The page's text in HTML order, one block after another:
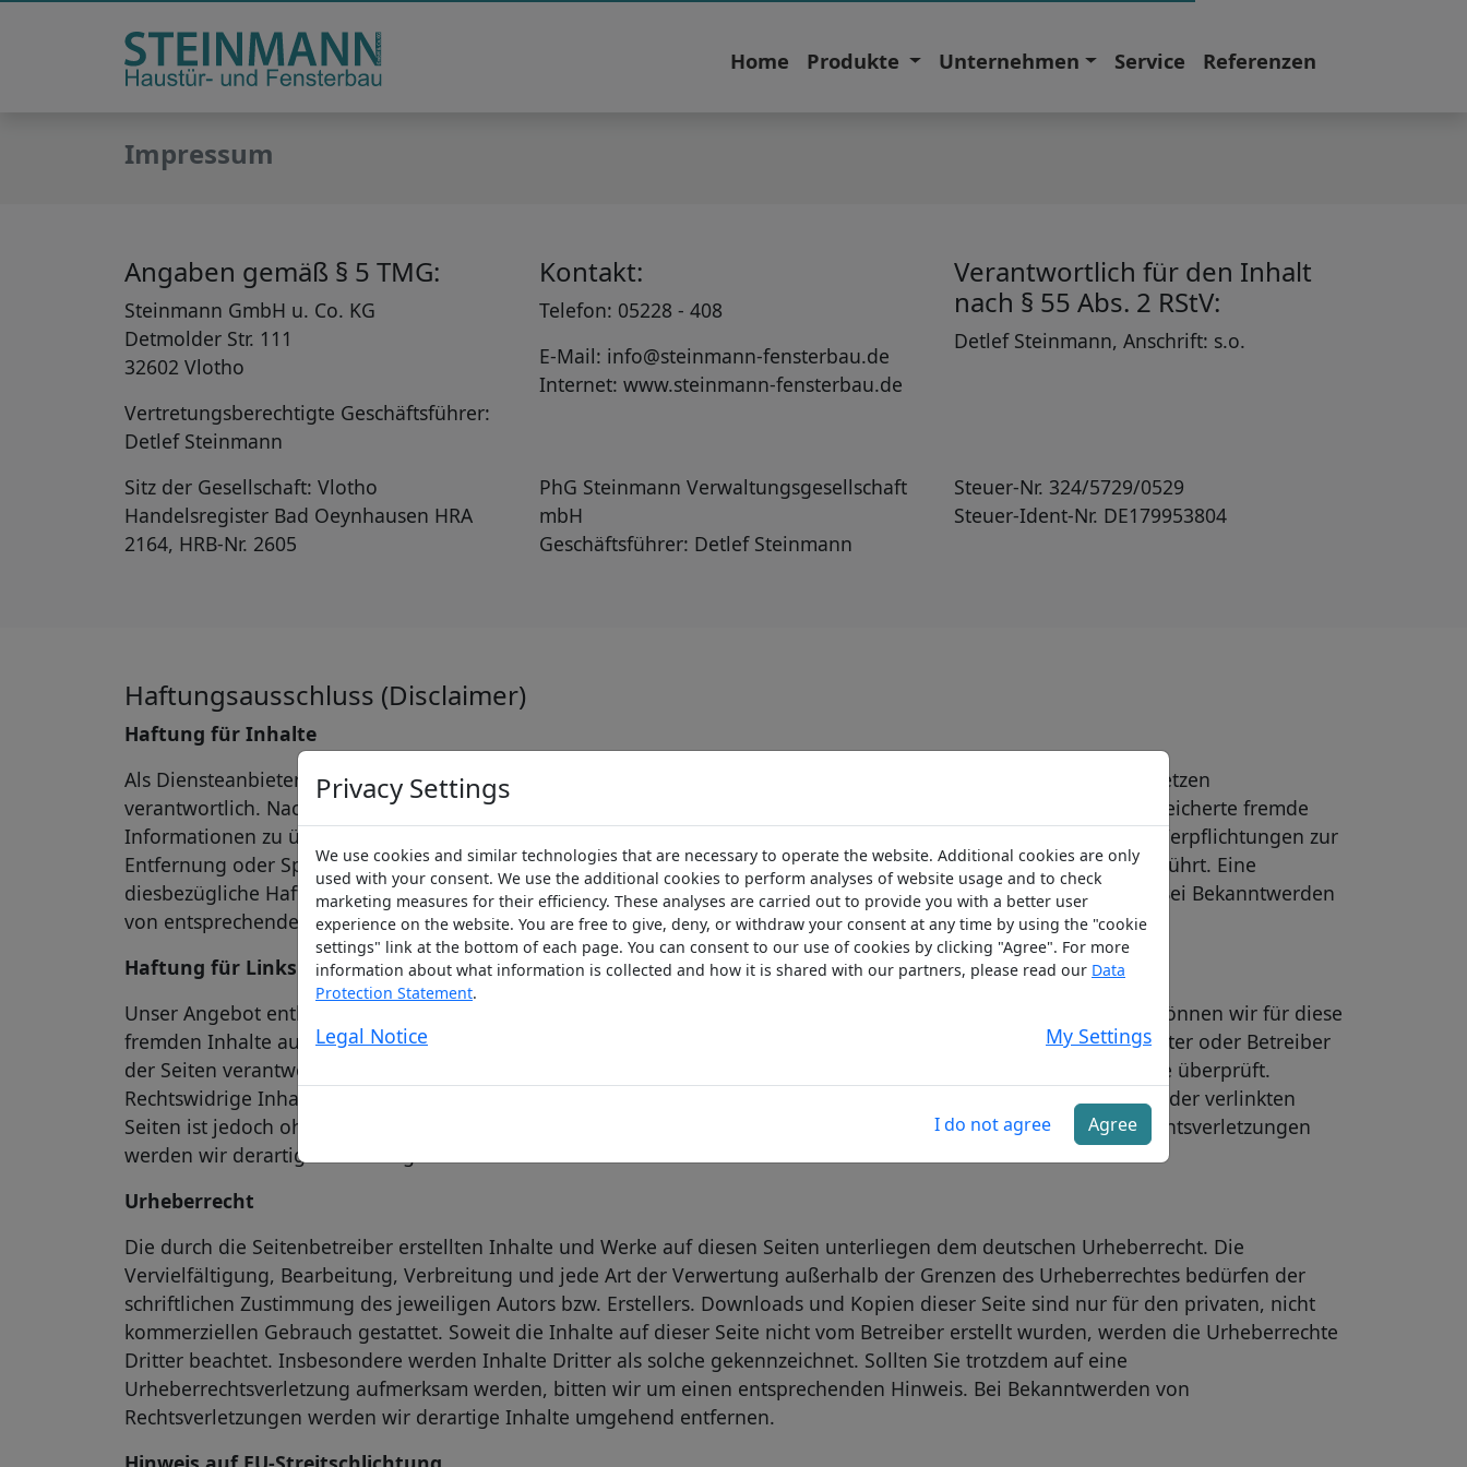
Home Produkte Unternehmen Service Referenzen
Impressum
Angaben gemäß § 5 TMG:
Steinmann GmbH u. Co. KG
Detmolder Str. 111
32602 Vlotho
Vertretungsberechtigte Geschäftsführer:
Detlef Steinmann
Kontakt:
Telefon: 05228 - 408
E-Mail: info@steinmann-fensterbau.de
Internet: www.steinmann-fensterbau.de
Verantwortlich für den Inhalt
nach § 55 Abs. 2 RStV:
Detlef Steinmann, Anschrift: s.o.
Sitz der Gesellschaft: Vlotho
Handelsregister Bad Oeynhausen HRA
2164, HRB-Nr. 2605
PhG Steinmann Verwaltungsgesellschaft
mbH
Geschäftsführer: Detlef Steinmann
Steuer-Nr. 324/5729/0529
Steuer-Ident-Nr. DE179953804
Haftungsausschluss (Disclaimer)
Haftung für Inhalte
Als Diensteanbieter sind wir gemäß § 7 Abs.1 TMG für eigene Inhalte auf diesen Seiten nach den allgemeinen Gesetzen
verantwortlich. Nach §§ 8 bis 10 TMG sind wir als Diensteanbieter jedoch nicht verpflichtet, übermittelte oder gespeicherte fremde
Informationen zu überwachen oder nach Umständen zu forschen, die auf eine rechtswidrige Tätigkeit hinweisen. Verpflichtungen zur
Entfernung oder Sperrung der Nutzung von Informationen nach den allgemeinen Gesetzen bleiben hiervon unberührt. Eine
diesbezügliche Haftung ist jedoch erst ab dem Zeitpunkt der Kenntnis einer konkreten Rechtsverletzung möglich. Bei Bekanntwerden
von entsprechenden Rechtsverletzungen werden wir diese Inhalte umgehend entfernen.
Haftung für Links
Unser Angebot enthält Links zu externen Webseiten Dritter, auf deren Inhalte wir keinen Einfluss haben. Deshalb können wir für diese
fremden Inhalte auch keine Gewähr übernehmen. Für die Inhalte der verlinkten Seiten ist stets der jeweilige Anbieter oder Betreiber
der Seiten verantwortlich. Die verlinkten Seiten wurden zum Zeitpunkt der Verlinkung auf mögliche Rechtsverstöße überprüft.
Rechtswidrige Inhalte waren zum Zeitpunkt der Verlinkung nicht erkennbar. Eine permanente inhaltliche Kontrolle der verlinkten
Seiten ist jedoch ohne konkrete Anhaltspunkte einer Rechtsverletzung nicht zumutbar. Bei Bekanntwerden von Rechtsverletzungen
werden wir derartige Links umgehend entfernen.
Urheberrecht
Die durch die Seitenbetreiber erstellten Inhalte und Werke auf diesen Seiten unterliegen dem deutschen Urheberrecht. Die
Vervielfältigung, Bearbeitung, Verbreitung und jede Art der Verwertung außerhalb der Grenzen des Urheberrechtes bedürfen der
schriftlichen Zustimmung des jeweiligen Autors bzw. Erstellers. Downloads und Kopien dieser Seite sind nur für den privaten, nicht
kommerziellen Gebrauch gestattet. Soweit die Inhalte auf dieser Seite nicht vom Betreiber erstellt wurden, werden die Urheberrechte
Dritter beachtet. Insbesondere werden Inhalte Dritter als solche gekennzeichnet. Sollten Sie trotzdem auf eine
Urheberrechtsverletzung aufmerksam werden, bitten wir um einen entsprechenden Hinweis. Bei Bekanntwerden von
Rechtsverletzungen werden wir derartige Inhalte umgehend entfernen.
Privacy Settings
We use cookies and similar technologies that are necessary to operate the website. Additional cookies are only
used with your consent. We use the additional cookies to perform analyses of website usage and to check
marketing measures for their efficiency. These analyses are carried out to provide you with a better user
experience on the website. You are free to give, deny, or withdraw your consent at any time by using the "cookie
settings" link at the bottom of each page. You can consent to our use of cookies by clicking "Agree". For more
information about what information is collected and how it is shared with our partners, please read our Data
Protection Statement.
Legal Notice My Settings
I do not agree Agree